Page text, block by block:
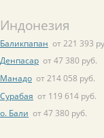
Индонезия
Баликпапан от 221 393
Денпасар от 47 380 руб.
Манадо от 214 058 руб.
Сурабая от 119 614 руб.
о. Бали от 47 380 руб.